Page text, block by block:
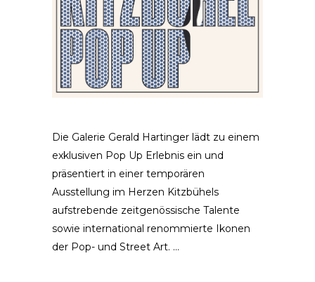
Die Galerie Gerald Hartinger lädt zu einem
exklusiven Pop Up Erlebnis ein und
präsentiert in einer temporären
Ausstellung im Herzen Kitzbühels
aufstrebende zeitgenössische Talente
sowie international renommierte Ikonen
der Pop- und Street Art.